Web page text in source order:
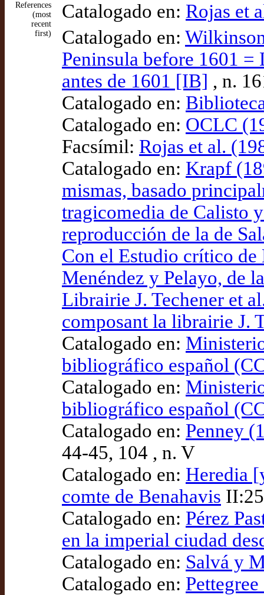
References
(most
recent
first)
Catalogado en: Rojas et
Catalogado en:
Peninsula before 1601
antes de 1601 [IB] , n.
Catalogado en:
Catalogado en: OCLC
Facsímil: Rojas et al.
Catalogado en: Krapf
mismas, basado
tragicomedia de Calisto
reproducción de la de
Con el Estudio crítico de
Menéndez y Pelayo, de
Librairie J. Techener et
composant la librairie J.
Catalogado en:
bibliográfico español
Catalogado en:
bibliográfico español
Catalogado en: Penney
44-45, 104 , n. V
Catalogado en: Heredia
comte de Benahavis
Catalogado en: Pérez
en la imperial ciudad
Catalogado en: Salvá y
Catalogado en: